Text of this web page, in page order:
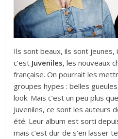
Ils sont beaux, ils sont
c’est Juveniles, les nouveaux
française. On pourrait les
groupes hypes : belles
look. Mais c’est un peu plus
Juveniles, ce sont les auteurs
été. Leur album est sorti
mais c’est dur de s’en lasser